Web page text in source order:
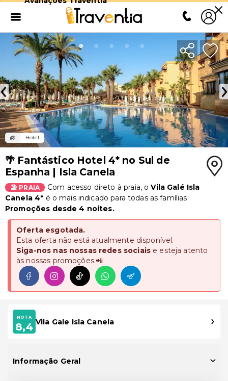
Hotel
🌴 Fantástico Hotel 4* no Sul de
Espanha | Isla Canela
🏖️ PRAIA Com acesso direto à praia, o Vila Galé Isla
Canela 4* é o mais indicado para todas as famílias.
Promoções desde 4 noites.
Oferta esgotada.
Esta oferta não está atualmente disponível.
Siga-nos nas nossas redes sociaise esteja atento
às nossas promoções.📲
NOTA
8,4 Vila Gale Isla Canela
Informação Geral